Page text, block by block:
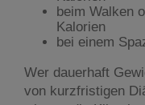
beim Walken
Kalorien
bei einem
Wer dauerhaft
von kurzfristigen